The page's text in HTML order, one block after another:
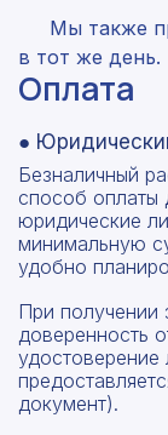
Мы также
в тот же день.
Оплата
●
Безналичный
способ оплаты
юридические
минимальную
удобно
При получении
доверенность
документ).